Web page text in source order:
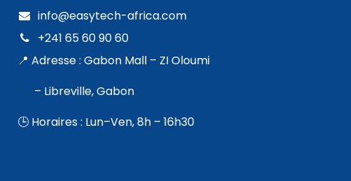
info@easytech-africa.com
+241 65 60 90 60
📍 Adresse : Gabon Mall – ZI Oloumi
– Libreville, Gabon
🕒 Horaires : Lun–Ven, 8h – 16h30